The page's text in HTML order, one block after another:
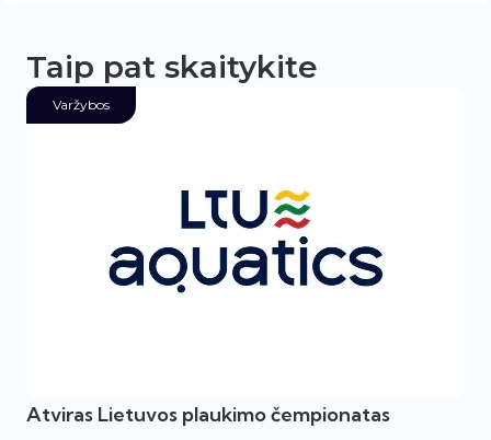
Taip pat skaitykite
Varžybos
Atviras Lietuvos plaukimo čempionatas